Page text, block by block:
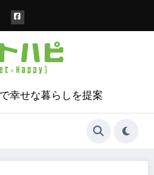
幸せな暮らしを提案